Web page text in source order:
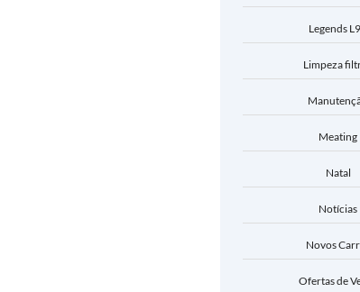
Legends
Limpeza
Meating
Natal
Notícias
Novos
Ofertas de